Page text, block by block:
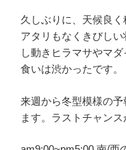
久しぶりに、天候良
アタリもなくきびし
し動きヒラマサやマ
食いは渋かったです。
来週から冬型模様の
ます。ラストチャンス